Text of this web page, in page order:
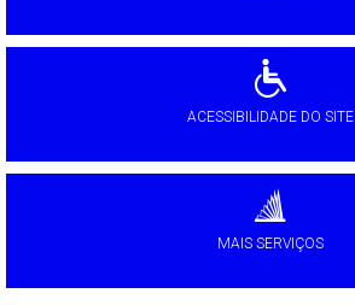
ACESSIBILIDADE DO SITE
MAIS SERVIÇOS